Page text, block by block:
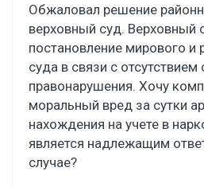
Обжаловал решение
верховный суд. Верховный
постановление мирового и
суда в связи с
правонарушения. Хочу
моральный вред за сутки
нахождения на учете в
является надлежащим
случае?